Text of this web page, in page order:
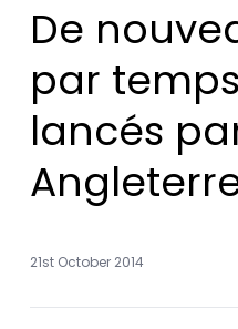
De
par
lancés
21st October 2014